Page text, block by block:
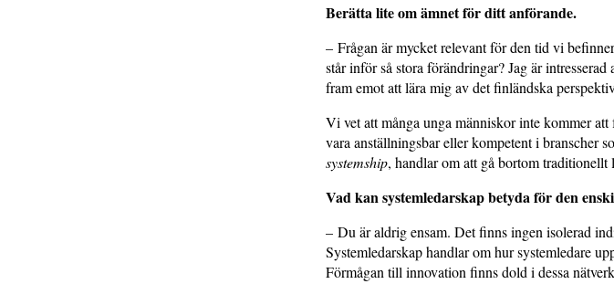
Berätta lite om ämnet för ditt anförande.
– Frågan är mycket relevant för den tid vi
står inför så stora förändringar? Jag är
fram emot att lära mig av det finländska
Vi vet att många unga människor inte kommer
vara anställningsbar eller kompetent i branscher
systemship, handlar om att gå bortom traditionellt
Vad kan systemledarskap betyda för den
– Du är aldrig ensam. Det finns ingen isolerad
Systemledarskap handlar om hur systemledare
Förmågan till innovation finns dold i dessa